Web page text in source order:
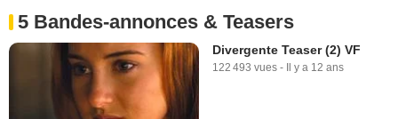
5 Bandes-annonces & Teasers
Divergente Teaser (2) VF
122 493 vues - Il y a 12 ans